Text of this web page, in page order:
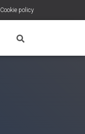
Cookie policy